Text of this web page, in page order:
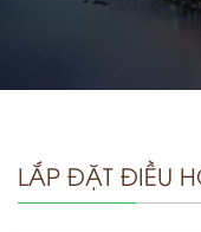
LẮP ĐẶT ĐIỀU